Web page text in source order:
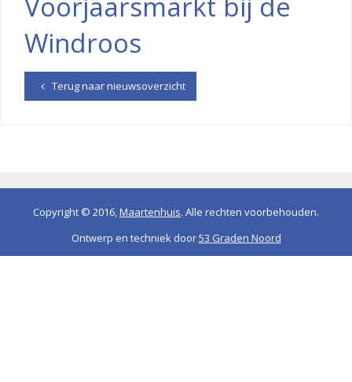
Windroos
Terug naar nieuwsoverzicht
Copyright © 2016,Maartenhuis. Alle rechten voorbehouden.
Ontwerp en techniek door53 Graden Noord